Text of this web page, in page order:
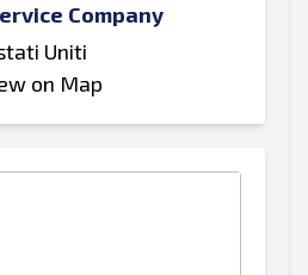
Company
Uniti
on Map